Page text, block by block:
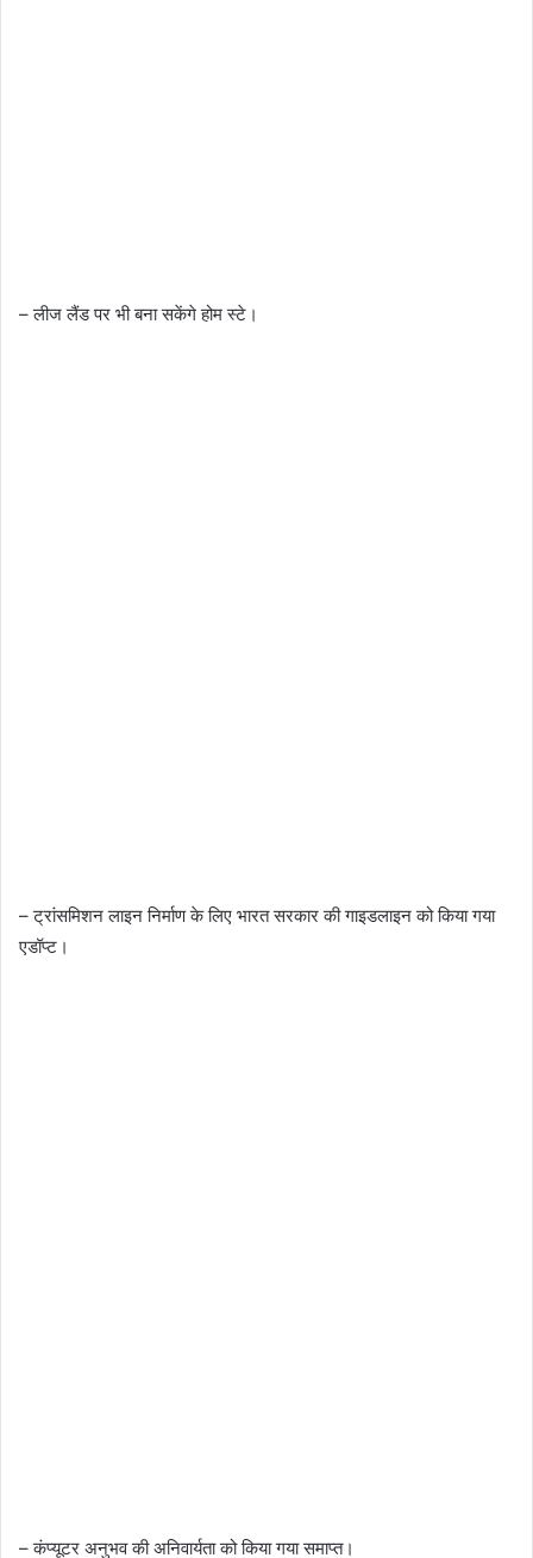
– लीज लैंड पर भी बना सकेंगे होम स्टे।
– ट्रांसमिशन लाइन निर्माण के लिए भारत सरकार की गाइडलाइन को किया गया
एडॉप्ट।
– कंप्यूटर अनुभव की अनिवार्यता को किया गया समाप्त।